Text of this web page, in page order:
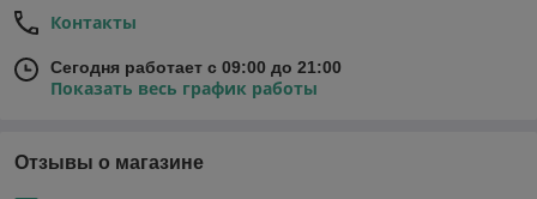
Контакты
Сегодня работает с 09:00 до 21:00
Показать весь график работы
Отзывы о магазине